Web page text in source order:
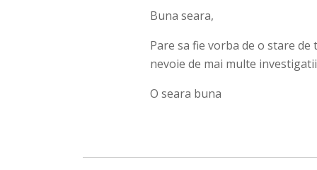
Buna seara,
Pare sa fie vorba de o stare
nevoie de mai multe
O seara buna